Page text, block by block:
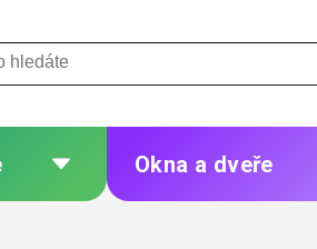
Okna a dveře